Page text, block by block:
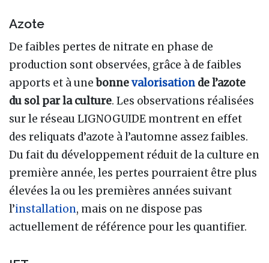
Azote
De faibles pertes de nitrate en phase de
production sont observées, grâce à de faibles
apports et à unebonnevalorisation de l’azote
du sol par la culture. Les observations réalisées
sur le réseau LIGNOGUIDE montrent en effet
des reliquats d’azote à l’automne assez faibles.
Du fait du développement réduit de la culture en
première année, les pertes pourraient être plus
élevées la ou les premières années suivant
l’installation, mais on ne dispose pas
actuellement de référence pour les quantifier.